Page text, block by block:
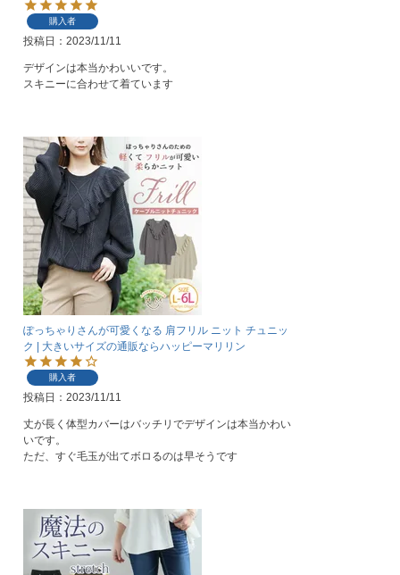
購入者
投稿日 2023/11/11
デザインは本当かわいいです。
スキニーに合わせて着ています
ぽっちゃりさんが可愛くなる 肩フリル ニット チュニッ
ク | 大きいサイズの通販ならハッピーマリリン
購入者
投稿日 2023/11/11
丈が長く体型カバーはバッチリでデザインは本当かわい
いです。
ただ、すぐ毛玉が出てボロるのは早そうです